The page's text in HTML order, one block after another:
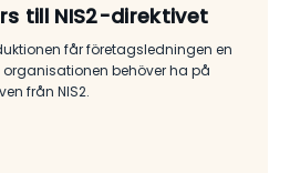
till NIS2-direktivet
får företagsledningen en
behöver ha på
från NIS2.